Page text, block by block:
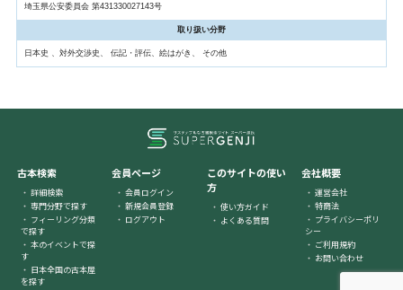
埼玉県公安委員会 第431330027143号
取り扱い分野
日本史 、対外交渉史、 伝記・評伝、絵はがき、 その他
古本検索
詳細検索
専門分野で探す
フィーリング分類
で探す
本のイベントで探
す
日本全国の古本屋
を探す
会員ページ
会員ログイン
新規会員登録
ログアウト
このサイトの使い
方
使い方ガイド
よくある質問
会社概要
運営会社
特商法
プライバシーポリ
シー
ご利用規約
お問い合わせ